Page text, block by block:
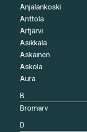
Anjalankoski
Anttola
Artjärvi
Asikkala
Askainen
Askola
Aura
B
Bromarv
D